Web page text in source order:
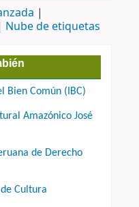
Nube de etiquetas
Bien Común (IBC)
Amazónico José
de Derecho
Cultura